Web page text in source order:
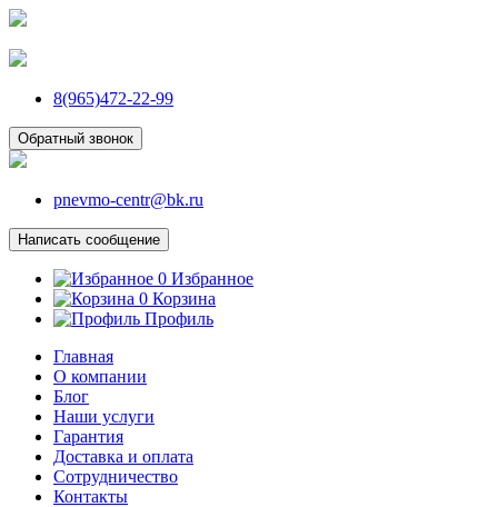
8(965)472-22-99
Обратный звонок
pnevmo-centr@bk.ru
Написать сообщение
0 Избранное
0 Корзина
Профиль
Главная
О компании
Блог
Наши услуги
Гарантия
Доставка и оплата
Сотрудничество
Контакты